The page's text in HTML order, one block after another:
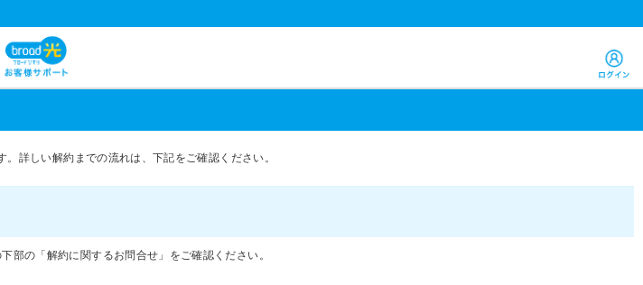
詳しい解約までの流れは、下記をご確認ください。
部の「解約に関するお問合せ」をご確認ください。